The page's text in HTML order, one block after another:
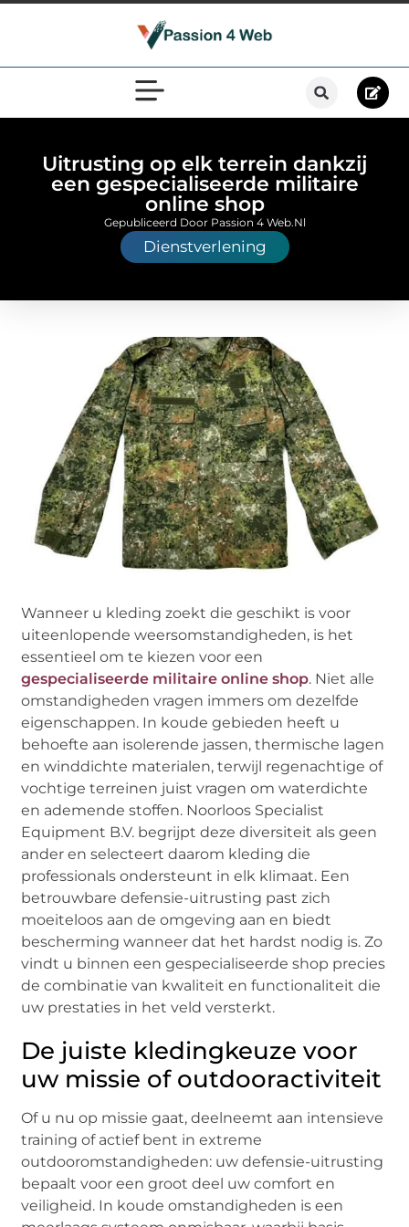
Uitrusting op elk terrein dankzij
een gespecialiseerde militaire
online shop
Dienstverlening
Gepubliceerd Door Passion 4 Web.nl
Wanneer u kleding zoekt die geschikt is voor
uiteenlopende weersomstandigheden, is het
essentieel om te kiezen voor een
gespecialiseerde militaire online shop. Niet alle
omstandigheden vragen immers om dezelfde
eigenschappen. In koude gebieden heeft u
behoefte aan isolerende jassen, thermische lagen
en winddichte materialen, terwijl regenachtige of
vochtige terreinen juist vragen om waterdichte
en ademende stoffen. Noorloos Specialist
Equipment B.V. begrijpt deze diversiteit als geen
ander en selecteert daarom kleding die
professionals ondersteunt in elk klimaat. Een
betrouwbare defensie-uitrusting past zich
moeiteloos aan de omgeving aan en biedt
bescherming wanneer dat het hardst nodig is. Zo
vindt u binnen een gespecialiseerde shop precies
de combinatie van kwaliteit en functionaliteit die
uw prestaties in het veld versterkt.
De juiste kledingkeuze voor
uw missie of outdooractiviteit
Of u nu op missie gaat, deelneemt aan intensieve
training of actief bent in extreme
outdooromstandigheden: uw defensie-uitrusting
bepaalt voor een groot deel uw comfort en
veiligheid. In koude omstandigheden is een